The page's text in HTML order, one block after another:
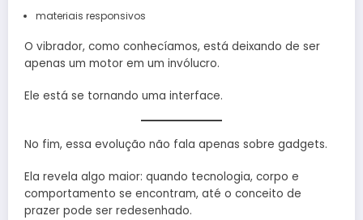
materiais responsivos
O vibrador, como conhecíamos, está deixando de ser
apenas um motor em um invólucro.
Ele está se tornando uma interface.
No fim, essa evolução não fala apenas sobre gadgets.
Ela revela algo maior: quando tecnologia, corpo e
comportamento se encontram, até o conceito de
prazer pode ser redesenhado.